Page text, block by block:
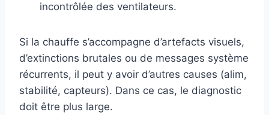
incontrôlée des ventilateurs.
Si la chauffe s’accompagne d’artefacts visuels,
d’extinctions brutales ou de messages système
récurrents, il peut y avoir d’autres causes (alim,
stabilité, capteurs). Dans ce cas, le diagnostic
doit être plus large.